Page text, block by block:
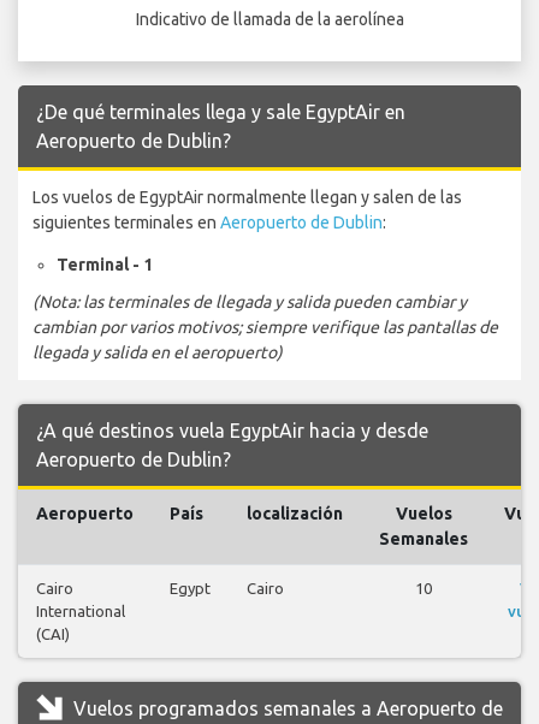
Indicativo de llamada de la aerolínea
¿De qué terminales llega y sale EgyptAir en
Aeropuerto de Dublin?
Los vuelos de EgyptAir normalmente llegan y salen de las
siguientes terminales en Aeropuerto de Dublin:
Terminal - 1
(Nota: las terminales de llegada y salida pueden cambiar y
cambian por varios motivos; siempre verifique las pantallas de
llegada y salida en el aeropuerto)
¿A qué destinos vuela EgyptAir hacia y desde
Aeropuerto de Dublin?
Aeropuerto País localización
Vuelos
Semanales
Cairo
International
(CAI)
Egypt Cairo 10
Vuelos programados semanales a Aeropuerto de